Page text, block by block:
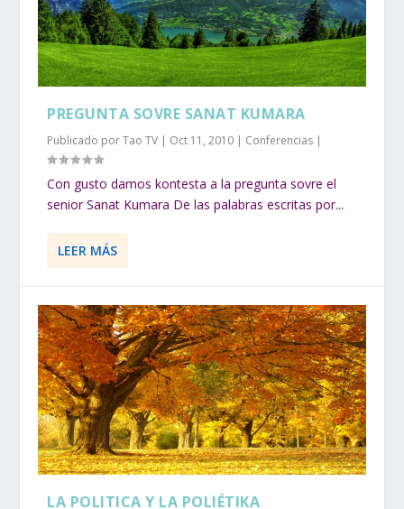
PREGUNTA SOVRE SANAT KUMARA
Publicado porTao TV | Oct 11, 2010 | Conferencias |
Con gusto damos kontesta a la pregunta sovre el
senior Sanat Kumara De las palabras escritas por...
LEER MÁS
LA POLITICA Y LA POLIÉTIKA